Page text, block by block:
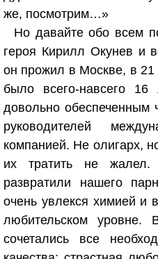
же, посмотрим…»
Но давайте обо всем
героя Кирилл Окунев и
он прожил в Москве, в 21
было всего-навсего
довольно
руководителей
компанией. Не олигарх,
их тратить не
развратили нашего
очень увлекся химией и
любительском уровне.
сочетались все